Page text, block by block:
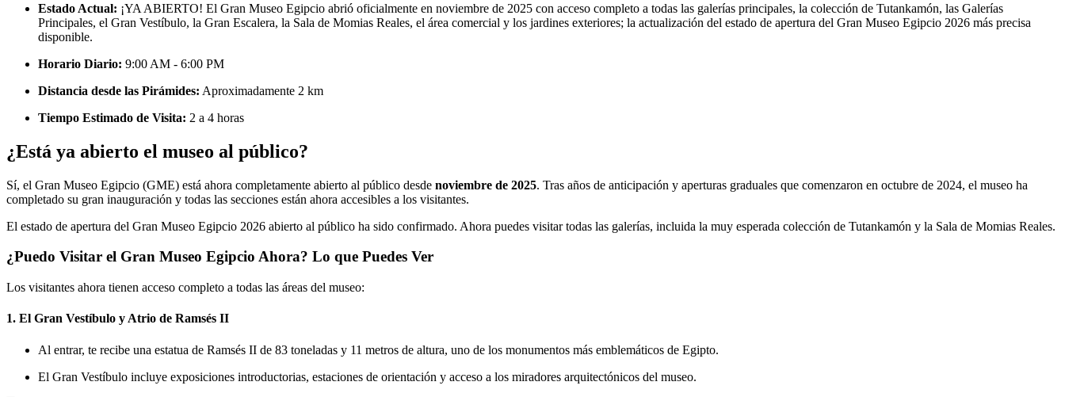
Estado Actual: ¡YA ABIERTO! El Gran Museo Egipcio abrió oficialmente en noviembre de 2025 con acceso completo a todas las galerías principales, la colección de Tutankamón, las Galerías
Principales, el Gran Vestíbulo, la Gran Escalera, la Sala de Momias Reales, el área comercial y los jardines exteriores; la actualización del estado de apertura del Gran Museo Egipcio 2026 más precisa
disponible.
Horario Diario: 9:00 AM - 6:00 PM
Distancia desde las Pirámides: Aproximadamente 2 km
Tiempo Estimado de Visita: 2 a 4 horas
¿Está ya abierto el museo al público?
Sí, el Gran Museo Egipcio (GME) está ahora completamente abierto al público desde noviembre de 2025. Tras años de anticipación y aperturas graduales que comenzaron en octubre de 2024, el museo ha
completado su gran inauguración y todas las secciones están ahora accesibles a los visitantes.
El estado de apertura del Gran Museo Egipcio 2026 abierto al público ha sido confirmado. Ahora puedes visitar todas las galerías, incluida la muy esperada colección de Tutankamón y la Sala de Momias Reales.
¿Puedo Visitar el Gran Museo Egipcio Ahora? Lo que Puedes Ver
Los visitantes ahora tienen acceso completo a todas las áreas del museo:
1. El Gran Vestíbulo y Atrio de Ramsés II
Al entrar, te recibe una estatua de Ramsés II de 83 toneladas y 11 metros de altura, uno de los monumentos más emblemáticos de Egipto.
El Gran Vestíbulo incluye exposiciones introductorias, estaciones de orientación y acceso a los miradores arquitectónicos del museo.